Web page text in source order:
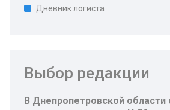
Дневник логиста
Выбор редакции
В Днепропетровской области